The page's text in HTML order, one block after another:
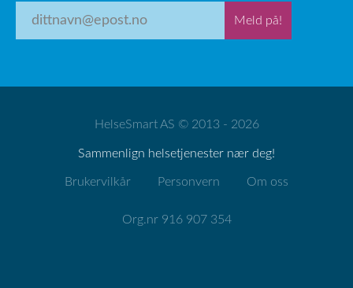
Meld på!
HelseSmart AS © 2013 - 2026
Sammenlign helsetjenester nær deg!
Brukervilkår Personvern Om oss
Org.nr 916 907 354